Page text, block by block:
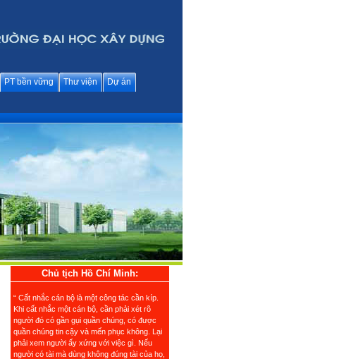
PT bền vững Thư viện Dự án
Chủ tịch Hồ Chí Minh:
“ Cất nhắc cán bộ là một công tác cần kíp.
Khi cất nhắc một cán bộ, cần phải xét rõ
người đó có gần gụi quần chúng, có được
quần chúng tin cậy và mến phục không. Lại
phải xem người ấy xứng với việc gì. Nếu
người có tài mà dùng không đúng tài của họ,